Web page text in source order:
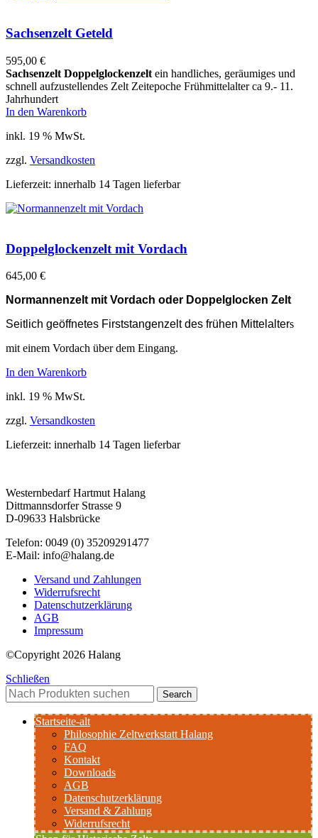
Sachsenzelt Geteld
595,00 €
Sachsenzelt Doppelglockenzelt ein handliches, geräumiges und
schnell aufzustellendes Zelt Zeitepoche Frühmittelalter ca 9.- 11.
Jahrhundert
In den Warenkorb
inkl. 19 % MwSt.
zzgl. Versandkosten
Lieferzeit: innerhalb 14 Tagen lieferbar
Doppelglockenzelt mit Vordach
645,00 €
Normannenzelt mit Vordach oder Doppelglocken Zelt
Seitlich geöffnetes Firststangenzelt des frühen Mittelalters
mit einem Vordach über dem Eingang.
In den Warenkorb
inkl. 19 % MwSt.
zzgl. Versandkosten
Lieferzeit: innerhalb 14 Tagen lieferbar
Westernbedarf Hartmut Halang
Dittmannsdorfer Strasse 9
D-09633 Halsbrücke
Telefon: 0049 (0) 35209291477
E-Mail: info@halang.de
Versand und Zahlungen
Widerrufsrecht
Datenschutzerklärung
AGB
Impressum
©Copyright 2026 Halang
Schließen
Search
Startseite-alt
Philosophie Zeltwerkstatt Halang
FAQ
Kontakt
Downloads
AGB
Datenschutzerklärung
Versand & Zahlung
Widerrufsrecht